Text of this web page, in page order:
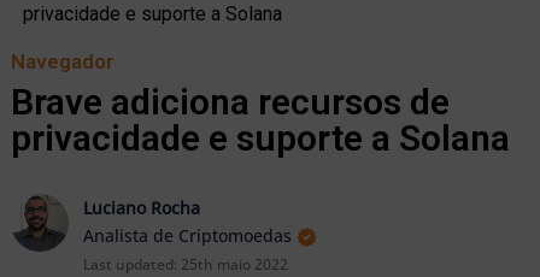
privacidade e suporte a Solana
Navegador
Brave adiciona recursos de
privacidade e suporte a Solana
Luciano Rocha
Analista de Criptomoedas
Last updated: 25th maio 2022